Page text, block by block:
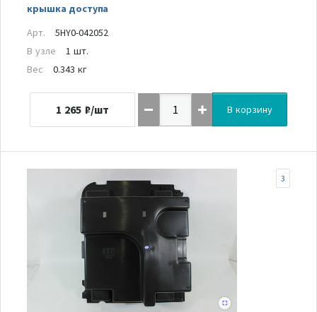
крышка доступа
Арт.
5HY0-042052
В узле
1 шт.
Вес
0.343 кг
1 265 ₽/шт В корзину
3